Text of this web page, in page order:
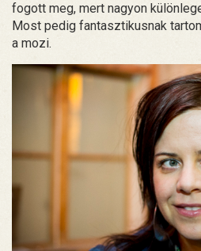
fogott meg, mert nagyon
Most pedig fantasztikusnak
a mozi.